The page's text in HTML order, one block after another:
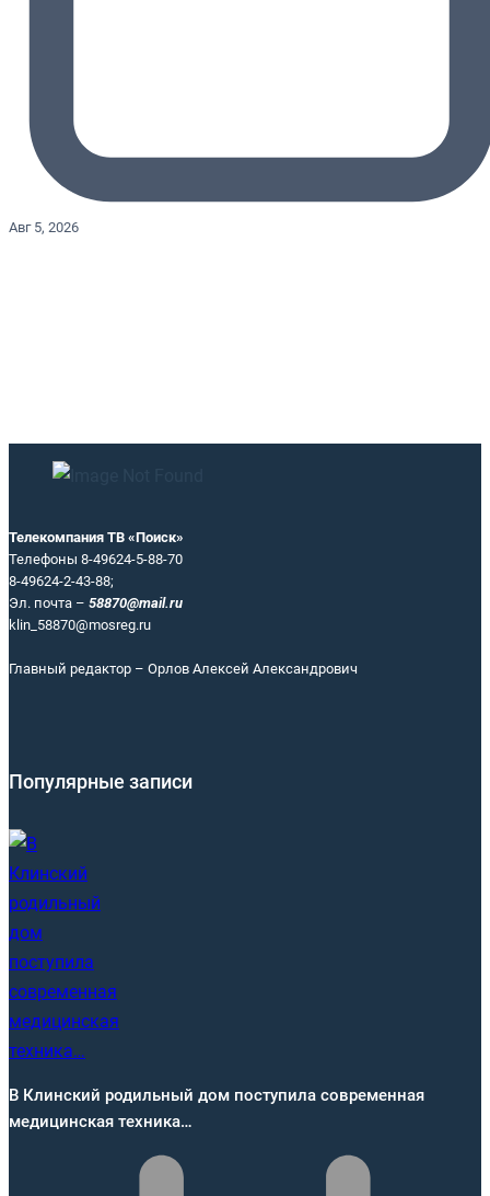
Авг 5, 2026
Телекомпания ТВ «Поиск»
Телефоны 8-49624-5-88-70
8-49624-2-43-88;
Эл. почта – 58870@mail.ru
klin_58870@mosreg.ru
Главный редактор – Орлов Алексей Александрович
Популярные записи
В Клинский родильный дом поступила современная
медицинская техника…